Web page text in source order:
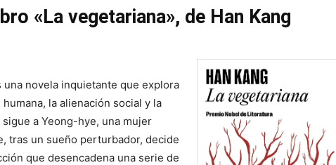
«La vegetariana», de Han Kang
una novela inquietante que explora
la alienación social y la
a Yeong-hye, una mujer
tras un sueño perturbador, decide
que desencadena una serie de